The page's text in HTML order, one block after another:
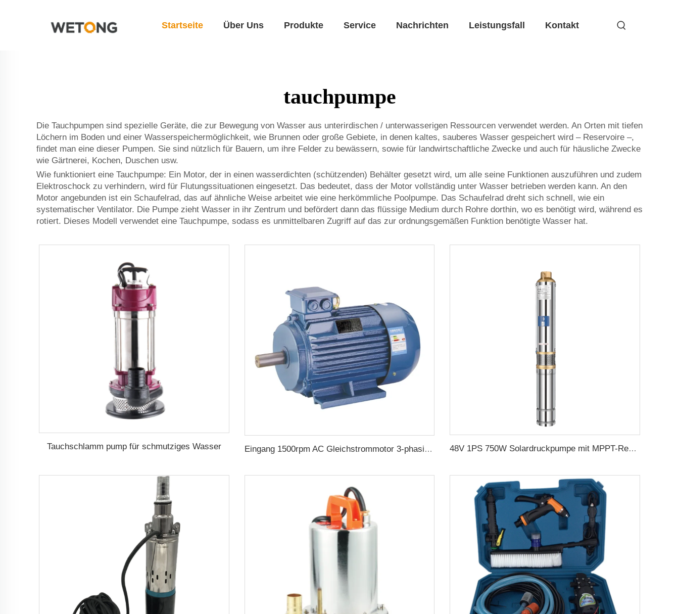
Startseite Über Uns Produkte Service Nachrichten Leistungsfall Kontakt
tauchpumpe
Die Tauchpumpen sind spezielle Geräte, die zur Bewegung von Wasser aus unterirdischen / unterwasserigen Ressourcen verwendet werden. An Orten mit tiefen
Löchern im Boden und einer Wasserspeichermöglichkeit, wie Brunnen oder große Gebiete, in denen kaltes, sauberes Wasser gespeichert wird – Reservoire –,
findet man eine dieser Pumpen. Sie sind nützlich für Bauern, um ihre Felder zu bewässern, sowie für landwirtschaftliche Zwecke und auch für häusliche Zwecke
wie Gärtnerei, Kochen, Duschen usw.
Wie funktioniert eine Tauchpumpe: Ein Motor, der in einen wasserdichten (schützenden) Behälter gesetzt wird, um alle seine Funktionen auszuführen und zudem
Elektroschock zu verhindern, wird für Flutungssituationen eingesetzt. Das bedeutet, dass der Motor vollständig unter Wasser betrieben werden kann. An den
Motor angebunden ist ein Schaufelrad, das auf ähnliche Weise arbeitet wie eine herkömmliche Poolpumpe. Das Schaufelrad dreht sich schnell, wie ein
systematischer Ventilator. Die Pumpe zieht Wasser in ihr Zentrum und befördert dann das flüssige Medium durch Rohre dorthin, wo es benötigt wird, während es
rotiert. Dieses Modell verwendet eine Tauchpumpe, sodass es unmittelbaren Zugriff auf das zur ordnungsgemäßen Funktion benötigte Wasser hat.
Tauchschlamm pump für schmutziges Wasser Eingang 1500rpm AC Gleichstrommotor 3-phasig 2.2kw 3hp Ausgang Dreiphasgenerator für Wechselstromgenerator 48V 1PS 750W Solardruckpumpe mit MPPT-Regler für landwirtschaftliche Solarpumpenbewässerung